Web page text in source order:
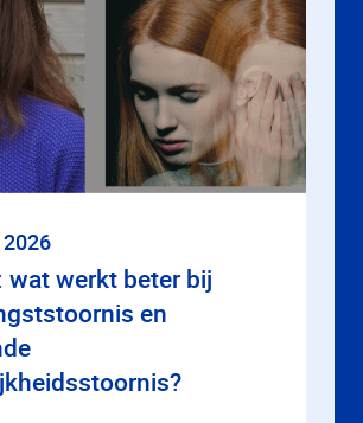
wat werkt beter bij
en